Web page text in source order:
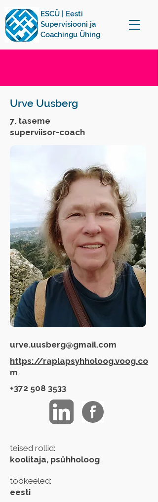
ESCÜ | Eesti
Supervisiooni ja
Coachingu Ühing
Urve Uusberg
7. taseme
superviisor-coach
urve.uusberg@gmail.com
https://raplapsyhholoog.voog.co
m
+372 508 3533
teised rollid:
koolitaja, psühholoog
töökeeled:
eesti